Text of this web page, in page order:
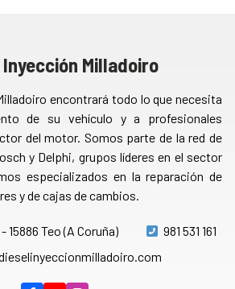
Milladoiro
encontrará todo lo que necesita
de su vehículo y a profesionales
del motor. Somos parte de la red de
y Delphi, grupos líderes en el sector
especializados en la reparación de
y de cajas de cambios.
15886 Teo (A Coruña)
981 531 161